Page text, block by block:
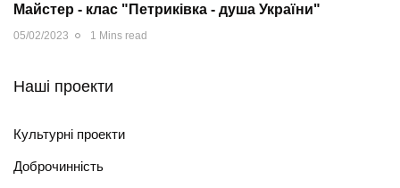
Майстер - клас "Петриківка - душа України"
05/02/2023 1 Mins read
Наші проекти
Культурні проекти
Доброчинність